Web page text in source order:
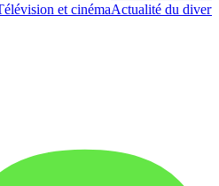
et cinémaActualité du